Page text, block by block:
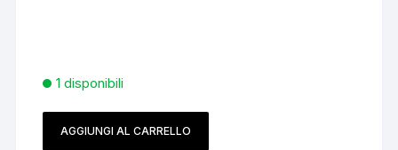
1 disponibili
Porta
AGGIUNGI AL CARRELLO